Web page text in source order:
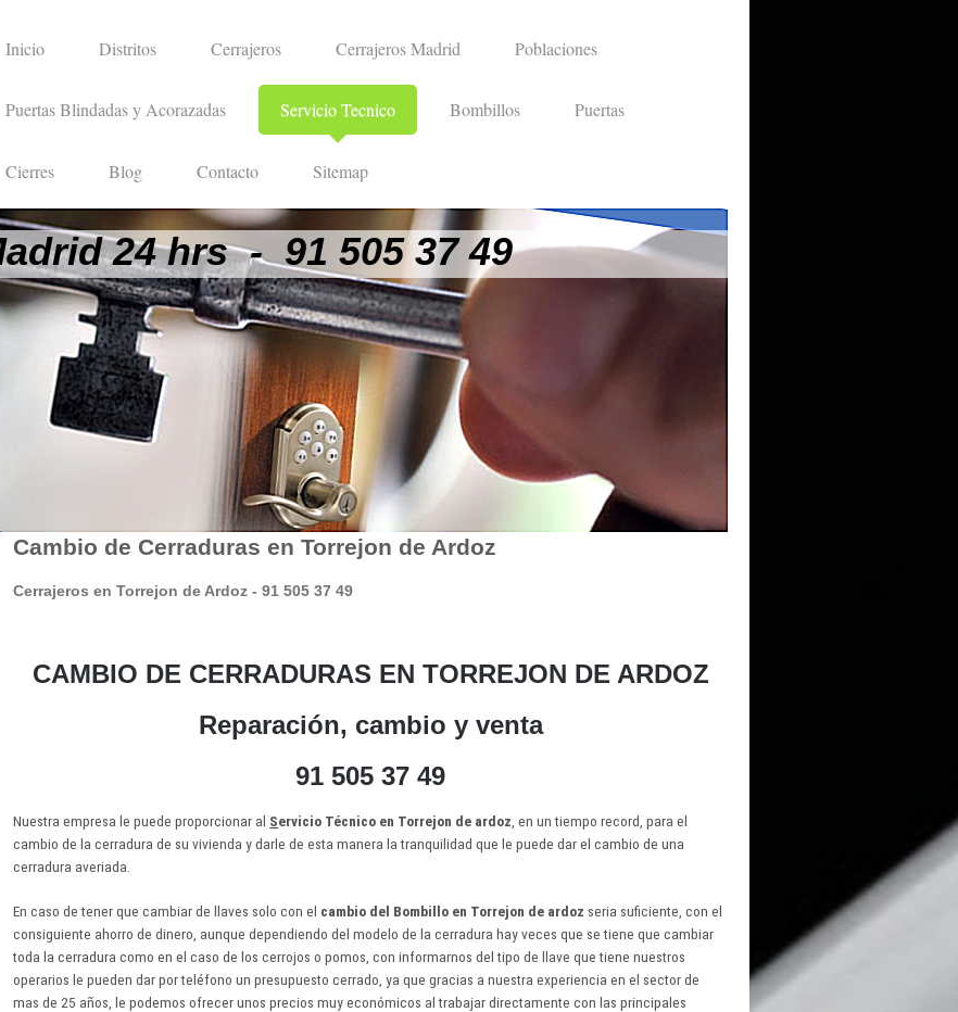
Inicio Distritos Cerrajeros Cerrajeros Madrid Poblaciones
Puertas Blindadas y Acorazadas Servicio Tecnico Bombillos Puertas
Cierres Blog Contacto Sitemap
24 hrs - 91 505 37 49
Cambio de Cerraduras en Torrejon de Ardoz
Cerrajeros en Torrejon de Ardoz - 91 505 37 49
CAMBIO DE CERRADURAS EN TORREJON DE ARDOZ
Reparación, cambio y venta
91 505 37 49
Nuestra empresa le puede proporcionar al Servicio Técnico en Torrejon de ardoz , en un tiempo record, para el
cambio de la cerradura de su vivienda y darle de esta manera la tranquilidad que le puede dar el cambio de una
cerradura averiada.
En caso de tener que cambiar de llaves solo con el cambio del Bombillo en Torrejon de ardoz seria suficiente, con el
consiguiente ahorro de dinero, aunque dependiendo del modelo de la cerradura hay veces que se tiene que cambiar
toda la cerradura como en el caso de los cerrojos o pomos, con informarnos del tipo de llave que tiene nuestros
operarios le pueden dar por teléfono un presupuesto cerrado, ya que gracias a nuestra experiencia en el sector de
mas de 25 años, le podemos ofrecer unos precios muy económicos al trabajar directamente con las principales